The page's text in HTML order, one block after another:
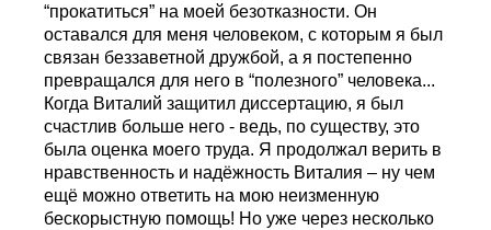
“прокатиться” на моей безотказности. Он
оставался для меня человеком, с которым я был
связан беззаветной дружбой, а я постепенно
превращался для него в “полезного” человека...
Когда Виталий защитил диссертацию, я был
счастлив больше него - ведь, по существу, это
была оценка моего труда. Я продолжал верить в
нравственность и надёжность Виталия – ну чем
ещё можно ответить на мою неизменную
бескорыстную помощь! Но уже через несколько